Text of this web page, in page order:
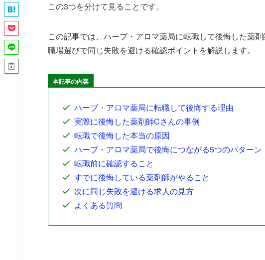
この3つを分けて見ることです。
この記事では、ハーブ・アロマ薬局に転職して後悔した薬
職場選びで同じ失敗を避ける確認ポイントを解説します。
本記事の内容
ハーブ・アロマ薬局に転職して後悔する理由
実際に後悔した薬剤師Cさんの事例
転職で後悔した本当の原因
ハーブ・アロマ薬局で後悔につながる5つのパターン
転職前に確認すること
すでに後悔している薬剤師がやること
次に同じ失敗を避ける求人の見方
よくある質問